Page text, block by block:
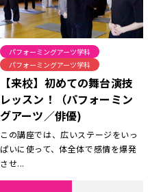
パフォーミングアーツ学科
パフォーミングアーツ学科
【来校】初めての舞台演技
レッスン！（パフォーミン
グアーツ／俳優)
この講座では、広いステージをいっ
ぱいに使って、体全体で感情を爆発
させ...